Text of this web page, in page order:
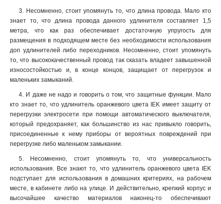
3. Несомненно, стоит упомянуть то, что длина провода. Мало кто
знает то, что длина провода данного удлинителя составляет 1,5
метра, что как раз обеспечивает достаточную упругость для
размещения в подходящем месте без необходимости использования
доп удлинителей либо переходников. Несомненно, стоит упомянуть
то, что высококачественный провод так сказать владеет завышенной
износостойкостью и, в конце концов, защищает от перегрузок и
маленьких замыканий.
4. И даже не надо и говорить о том, что защитные функции. Мало
кто знает то, что удлинитель оранжевого цвета IEK имеет защиту от
перегрузки электросети при помощи автоматического выключателя,
который предохраняет, как большинство из нас привыкло говорить,
присоединенные к нему приборы от вероятных повреждений при
перегрузке либо маленьком замыкании.
5. Несомненно, стоит упомянуть то, что универсальность
использования. Все знают то, что удлинитель оранжевого цвета IEK
подступает для использования в домашних критериях, на рабочем
месте, в кабинете либо на улице. И действительно, крепкий корпус и
высочайшее качество материалов наконец-то обеспечивают